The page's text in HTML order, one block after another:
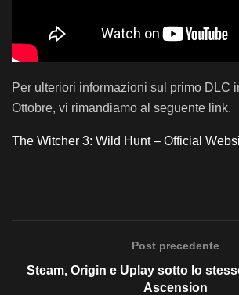
Per ulteriori informazioni sul primo DLC
Ottobre, vi rimandiamo al seguente link.
The Witcher 3: Wild Hunt – Official
Post precedente
Steam, Origin e Uplay sotto lo
Ascension